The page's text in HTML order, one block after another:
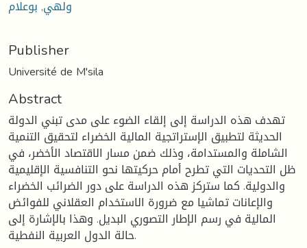
ولهي, بوعلام
Publisher
Université de M'sila
Abstract
تهدف هذه الدراسة إلى إلقاء الضوء على مدى تبني الدولة
الحديثة لتطبيق الإستراتجية المالية الخضراء لتحقيق التنمية
الشاملة والمستدامة، وذلك ضمن مسار الاقتصاد الأخضر، في
ظل التحديات التي تطرح أمام حركيتها نحو التنافسية الإقليمية
والدولية. كما ستركز هذه الدراسة على دور الضرائب الخضراء
والإعانات تماشيا مع ضرورة الاستخدام العقلاني للفوائض
المالية في رسم الإطار التصوري البديل. وهذا بالإشارة إلى
حالة الدول العربية النفطية.